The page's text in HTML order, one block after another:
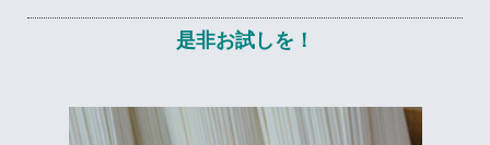
是非お試しを！